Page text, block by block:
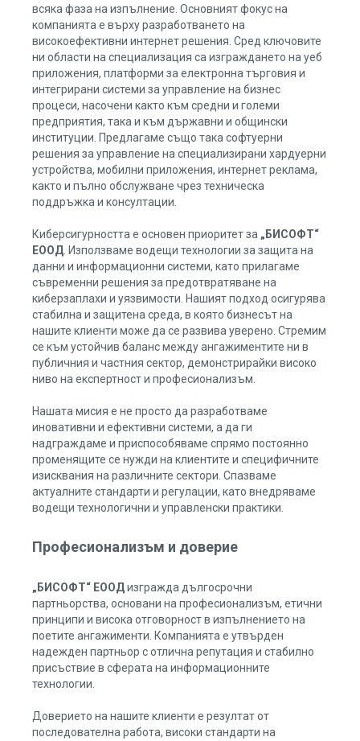
всяка фаза на изпълнение. Основният фокус на
компанията е върху разработването на
високоефективни интернет решения. Сред ключовите
ни области на специализация са изграждането на уеб
приложения, платформи за електронна търговия и
интегрирани системи за управление на бизнес
процеси, насочени както към средни и големи
предприятия, така и към държавни и общински
институции. Предлагаме също така софтуерни
решения за управление на специализирани хардуерни
устройства, мобилни приложения, интернет реклама,
както и пълно обслужване чрез техническа
поддръжка и консултации.
Киберсигурността е основен приоритет за „БИСОФТ“
ЕООД . Използваме водещи технологии за защита на
данни и информационни системи, като прилагаме
съвременни решения за предотвратяване на
киберзаплахи и уязвимости. Нашият подход осигурява
стабилна и защитена среда, в която бизнесът на
нашите клиенти може да се развива уверено. Стремим
се към устойчив баланс между ангажиментите ни в
публичния и частния сектор, демонстрирайки високо
ниво на експертност и професионализъм.
Нашата мисия е не просто да разработваме
иновативни и ефективни системи, а да ги
надграждаме и приспособяваме спрямо постоянно
променящите се нужди на клиентите и специфичните
изисквания на различните сектори. Спазваме
актуалните стандарти и регулации, като внедряваме
водещи технологични и управленски практики.
Професионализъм и доверие
„БИСОФТ“ ЕООДизгражда дългосрочни
партньорства, основани на професионализъм, етични
принципи и висока отговорност в изпълнението на
поетите ангажименти. Компанията е утвърден
надежден партньор с отлична репутация и стабилно
присъствие в сферата на информационните
технологии.
Доверието на нашите клиенти е резултат от
последователна работа, високи стандарти на